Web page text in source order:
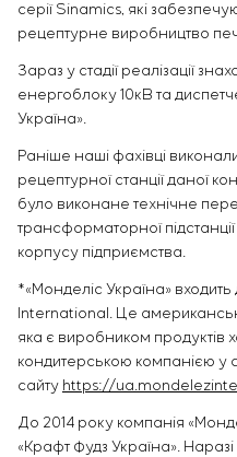
серії Sinamics, які
рецептурне виробництво
Зараз у стадії реалізації
енергоблоку 10кВ та
Україна».
Раніше наші фахівці
рецептурної станції даної
було виконане технічне
трансформаторної
корпусу підприємства.
*«Монделіс Україна»
International. Це
яка є виробником
кондитерською компанією у
сайту https://
До 2014 року компанія
«Крафт Фудз Україна».